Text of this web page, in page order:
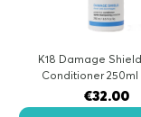
K18 Damage Shield
Conditioner 250ml
€32.00